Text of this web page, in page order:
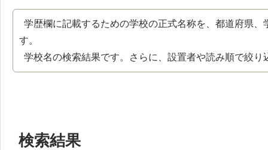
学歴欄に記載するための学校の正式名称を、都道府県
す。
学校名の検索結果です。さらに、設置者や読み順で絞り
検索結果